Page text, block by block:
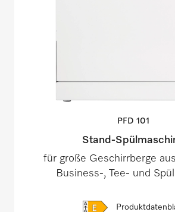
PFD 101
Stand-
für große Geschirrberge
Business-, Tee- und